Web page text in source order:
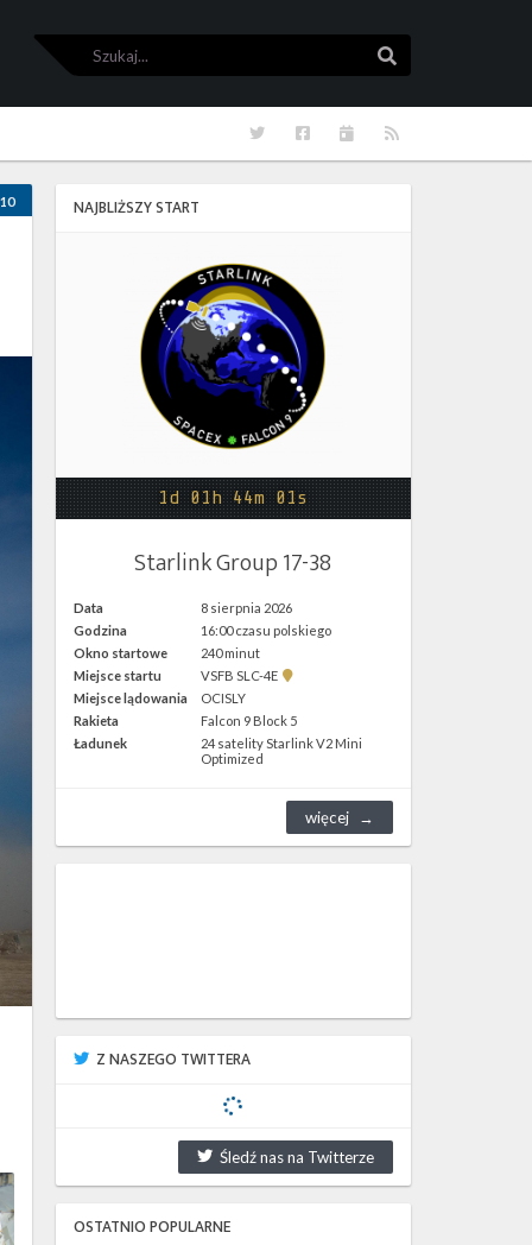
Szukaj
RSS
Kalendarze
Facebook
Twitter
10 NAJBLIŻSZY START
1d 01h 44m 00s
Starlink Group 17-38
Data
8 sierpnia 2026
Godzina
16:00 czasu polskiego
Okno startowe
240 minut
Miejsce startu
VSFB SLC-4E
Pokaż
SLC-
4E w
Google
Miejsce lądowania
OCISLY
Rakieta
Falcon 9 Block 5
Ładunek
24 satelity Starlink V2 Mini
Optimized
więcej
Z NASZEGO TWITTERA
Śledź nas na Twitterze
OSTATNIO POPULARNE